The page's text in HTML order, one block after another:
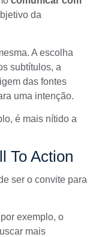
da
A escolha
subtítulos, a
das fontes
uma intenção.
é mais nítido a
To Action
ser o convite para
exemplo, o
mais